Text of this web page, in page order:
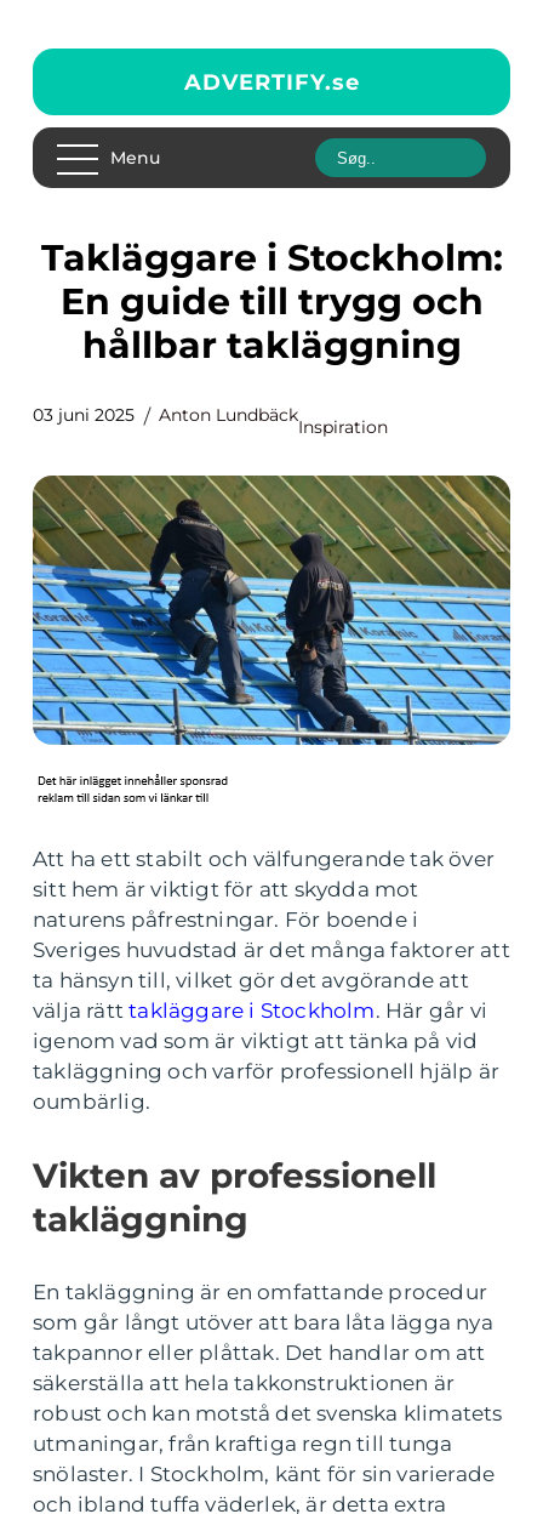
ADVERTIFY.se
Menu
Takläggare i Stockholm:
En guide till trygg och
hållbar takläggning
03 juni 2025 Anton Lundbäck
Inspiration
Att ha ett stabilt och välfungerande tak över
sitt hem är viktigt för att skydda mot
naturens påfrestningar. För boende i
Sveriges huvudstad är det många faktorer att
ta hänsyn till, vilket gör det avgörande att
välja rätttakläggare i Stockholm. Här går vi
igenom vad som är viktigt att tänka på vid
takläggning och varför professionell hjälp är
oumbärlig.
Vikten av professionell
takläggning
En takläggning är en omfattande procedur
som går långt utöver att bara låta lägga nya
takpannor eller plåttak. Det handlar om att
säkerställa att hela takkonstruktionen är
robust och kan motstå det svenska klimatets
utmaningar, från kraftiga regn till tunga
snölaster. I Stockholm, känt för sin varierade
och ibland tuffa väderlek, är detta extra